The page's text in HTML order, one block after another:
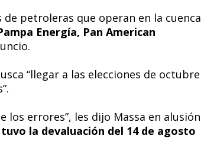
petroleras que operan en la cuenca
Energía, Pan American
“llegar a las elecciones de octubre
los errores”, les dijo Massa en alusión
la devaluación del 14 de agosto